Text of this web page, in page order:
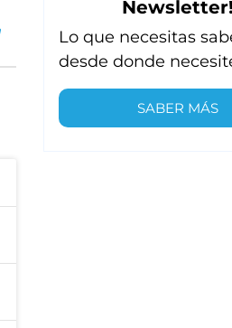
Newsletter!
Lo que necesitas
desde donde
SABER MÁS